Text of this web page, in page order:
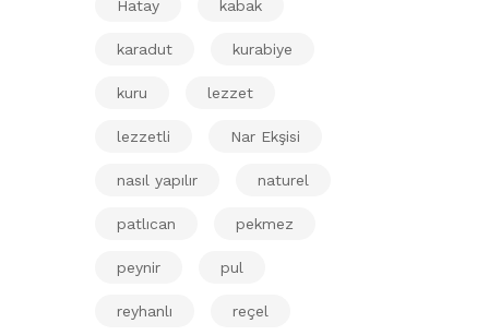
Hatay kabak
karadut kurabiye
kuru lezzet
lezzetli Nar Ekşisi
nasıl yapılır naturel
patlıcan pekmez
peynir pul
reyhanlı reçel